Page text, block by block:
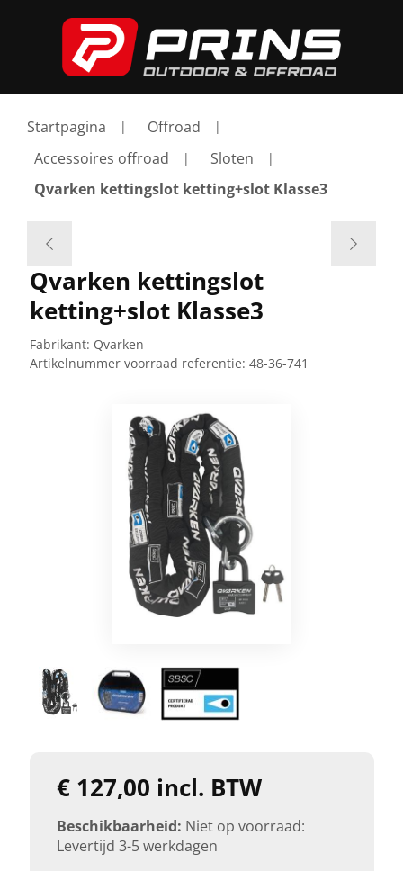
Startpagina
Offroad
Accessoires offroad
Sloten
Qvarken kettingslot ketting+slot Klasse3
Qvarken kettingslot
ketting+slot Klasse3
Fabrikant: Qvarken
Artikelnummer voorraad referentie: 48-36-741
€ 127,00 incl. BTW
Beschikbaarheid: Niet op voorraad:
Levertijd 3-5 werkdagen